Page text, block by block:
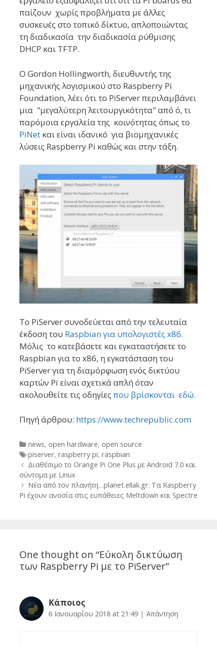
παίζουν χωρίς προβλήματα με άλλες
συσκευές στο τοπικό δίκτυο, απλοποιώντας
τη διαδικασία την διαδικασία ρύθμισης
DHCP και TFTP.
Ο Gordon Hollingworth, διευθυντής της
μηχανικής λογισμικού στο Raspberry Pi
Foundation, λέει ότι το PiServer περιλαμβάνει
μια "μεγαλύτερη λειτουργικότητα" από ό, τι
παρόμοια εργαλεία της κοινότητας όπως το
PiNet και είναι ιδανικό για βιομηχανικές
λύσεις Raspberry Pi καθώς και στην τάξη.
Το PiServer συνοδεύεται από την τελευταία
έκδοση του Raspbian για υπολογιστές x86.
Μόλις το κατεβάσετε και εγκαταστήσετε το
Raspbian για το x86, η εγκατάσταση του
PiServer για τη διαμόρφωση ενός δικτύου
καρτών Pi είναι σχετικά απλή όταν
ακολουθείτε τις οδηγίες που βρίσκονται εδώ.
Πηγή άρθρου: https://www.techrepublic.com
Categories
news, open hardware, open source
Tags
piserver, raspberry pi, raspbian
Post
navigation
Διαθέσιμo το Orange Pi One Plus με Android 7.0 και
σύντομα με Linux
Νέα από τον πλανήτη…planet.ellak.gr: Τα Raspberry
Pi έχουν ανοσία στις ευπάθειες Meltdown και Spectre
One thought on “Εύκολη δικτύωση
των Raspberry Pi με το PiServer”
Κάποιος
6 Ιανουαρίου 2018 at 21:49 | Απάντηση